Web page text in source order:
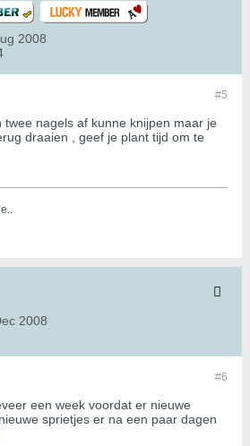
2008
#5
twee nagels af kunne knijpen maar je
draaien , geef je plant tijd om te
.
2008
#6
een week voordat er nieuwe
sprietjes er na een paar dagen